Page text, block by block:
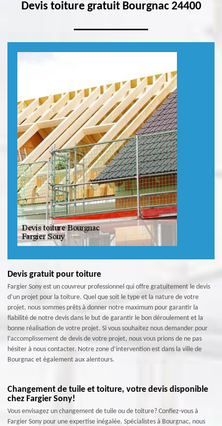
Devis toiture gratuit Bourgnac 24400
Devis gratuit pour toiture
Fargier Sony est un couvreur professionnel qui offre gratuitement le devis
d’un projet pour la toiture. Quel que soit le type et la nature de votre
projet, nous sommes prêts à donner notre maximum pour garantir la
fiabilité de notre devis dans le but de garantir le bon déroulement et la
bonne réalisation de votre projet. Si vous souhaitez nous demander pour
l’accomplissement de devis de votre projet, nous vous prions de ne pas
hésiter à nous contacter. Notre zone d’intervention est dans la ville de
Bourgnac et également aux alentours.
Changement de tuile et toiture, votre devis disponible
chez Fargier Sony!
Vous envisagez un changement de tuile ou de toiture? Confiez-vous à
Fargier Sony pour une expertise inégalée. Spécialistes à Bourgnac, nous